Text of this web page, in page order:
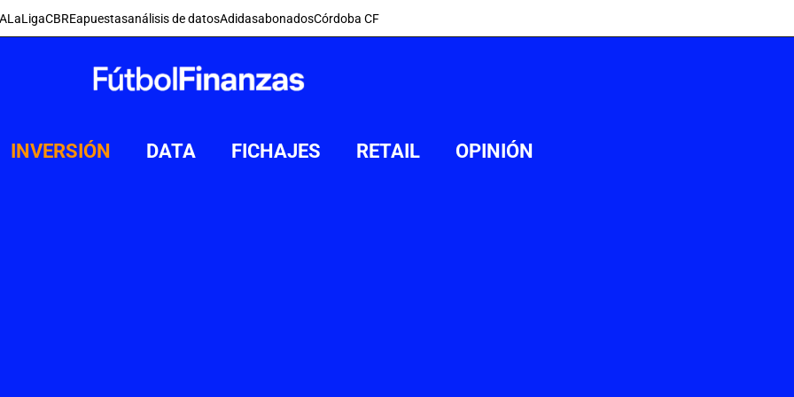
LaLigaCBREapuestasanálisis de datosAdidasabonadosCórdoba CF
INVERSIÓN DATA FICHAJES RETAIL OPINIÓN